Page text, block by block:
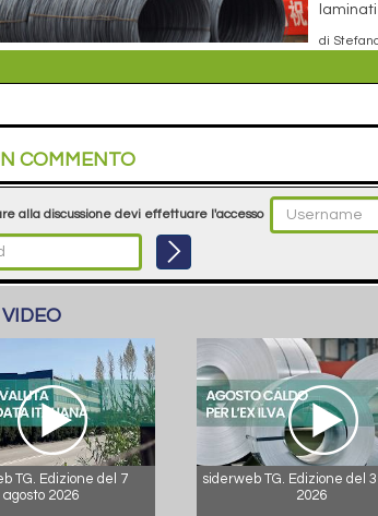
di
COMMENTO
alla discussione devi effettuare l'accesso
TG. Edizione del 7
agosto 2026
siderweb TG. Edizione del
2026